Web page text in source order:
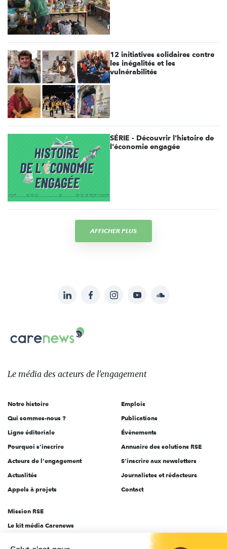
12 initiatives solidaires contre
les inégalités et les
vulnérabilités
SÉRIE - Découvrir l'histoire de
l'économie engagée
AFFICHER PLUS
sur:
LinkedInFacebookInstagramYouTubeSoundcloud
Le
des
l'engagement
Le média des acteurs de l'engagement
Notre histoire
Qui sommes-nous ?
Ligne éditoriale
Pourquoi s'inscrire
Acteurs de l'engagement
Actualités
Appels à projets
Emplois
Publications
Évènements
Annuaire des solutions RSE
S'inscrire aux newsletters
Journalistes et rédacteurs
Contact
Mission RSE
Le kit média Carenews